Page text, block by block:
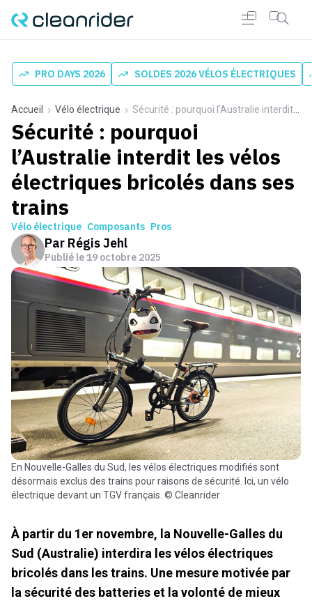
PRO DAYS 2026 SOLDES 2026 VÉLOS ÉLECTRIQUES
Accueil Vélo électrique Sécurité : pourquoi l’Australie interdit les vélos électriques bricolés dans ses trains
Sécurité : pourquoi
l’Australie interdit les vélos
électriques bricolés dans ses
trains
Vélo électrique Composants Pros
Par Régis Jehl
Publié le19 octobre 2025
En Nouvelle-Galles du Sud, les vélos électriques modifiés sont
désormais exclus des trains pour raisons de sécurité. Ici, un vélo
électrique devant un TGV français. © Cleanrider
À partir du 1er novembre, la Nouvelle-Galles du
Sud (Australie) interdira les vélos électriques
bricolés dans les trains. Une mesure motivée par
la sécurité des batteries et la volonté de mieux